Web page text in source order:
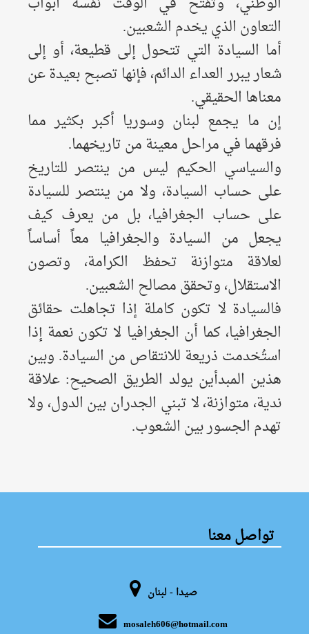
التعاون الذي يخدم الشعبين.
أما السيادة التي تتحول إلى قطيعة، أو إلى
شعار يبرر العداء الدائم، فإنها تصبح بعيدة عن
معناها الحقيقي.
إن ما يجمع لبنان وسوريا أكبر بكثير مما
فرقهما في مراحل معينة من تاريخهما.
والسياسي الحكيم ليس من ينتصر للتاريخ
على حساب السيادة، ولا من ينتصر للسيادة
على حساب الجغرافيا، بل من يعرف كيف
يجعل من السيادة والجغرافيا معاً أساساً
لعلاقة متوازنة تحفظ الكرامة، وتصون
الاستقلال، وتحقق مصالح الشعبين.
فالسيادة لا تكون كاملة إذا تجاهلت حقائق
الجغرافيا، كما أن الجغرافيا لا تكون نعمة إذا
استُخدمت ذريعة للانتقاص من السيادة. وبين
هذين المبدأين يولد الطريق الصحيح: علاقة
ندية، متوازنة، لا تبني الجدران بين الدول، ولا
تهدم الجسور بين الشعوب.
تواصل معنا
صيدا - لبنان
mosaleh606@hotmail.com